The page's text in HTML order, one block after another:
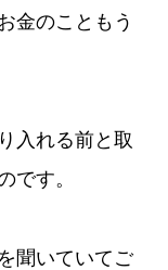
金のこともう
入れる前と取
です。
聞いていてご